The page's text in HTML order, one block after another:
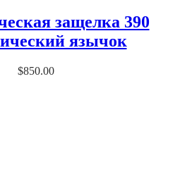
защелка 390
язычок
$850.00